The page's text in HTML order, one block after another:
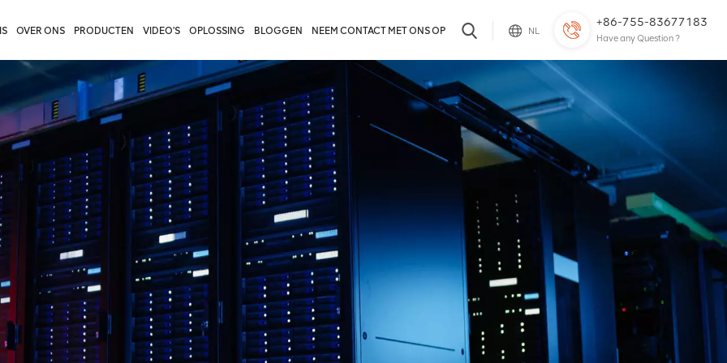
+86-755-83677183
Have any Question ?
NL
OVER ONS PRODUCTEN VIDEO'S OPLOSSING BLOGGEN NEEM CONTACT MET ONS OP